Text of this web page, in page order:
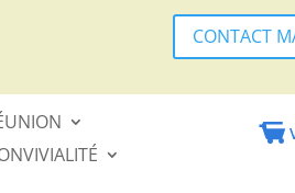
CONTACT